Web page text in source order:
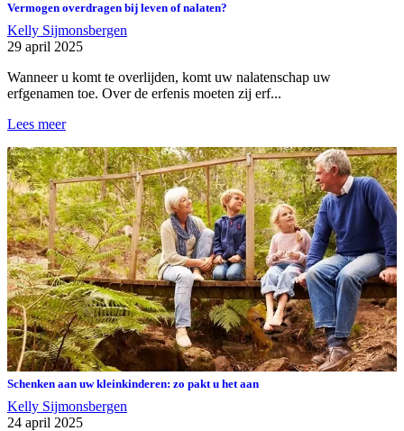
Vermogen overdragen bij leven of nalaten?
Kelly Sijmonsbergen
29 april 2025
Wanneer u komt te overlijden, komt uw nalatenschap uw
erfgenamen toe. Over de erfenis moeten zij erf...
Lees meer
Schenken aan uw kleinkinderen: zo pakt u het aan
Kelly Sijmonsbergen
24 april 2025